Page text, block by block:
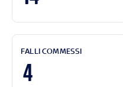
FALLI COMMESSI
4